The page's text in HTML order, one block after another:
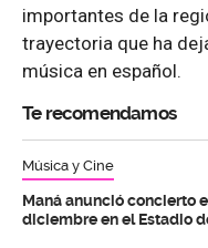
importantes de la
trayectoria que ha
música en español.
Te recomendamos
Música y Cine
Maná anunció concierto
diciembre en el Estadio